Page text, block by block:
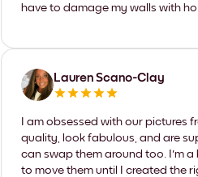
have to damage my walls with
Lauren Scano-Clay
I am obsessed with our pictures
quality, look fabulous, and are
can swap them around too. I'm
to move them until I created the